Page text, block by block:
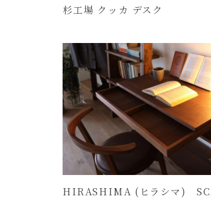
杉工場 クッカ デスク
HIRASHIMA (ヒラシマ)